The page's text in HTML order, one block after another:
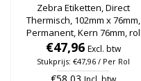
Zebra Etiketten, Direct
Thermisch, 102mm x 76mm,
Permanent, Kern 76mm, rol
à 1.850 stuks
€47,96 Excl. btw
Stukprijs: €47,96 / Per Rol